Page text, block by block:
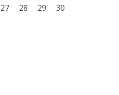
27 28 29
30